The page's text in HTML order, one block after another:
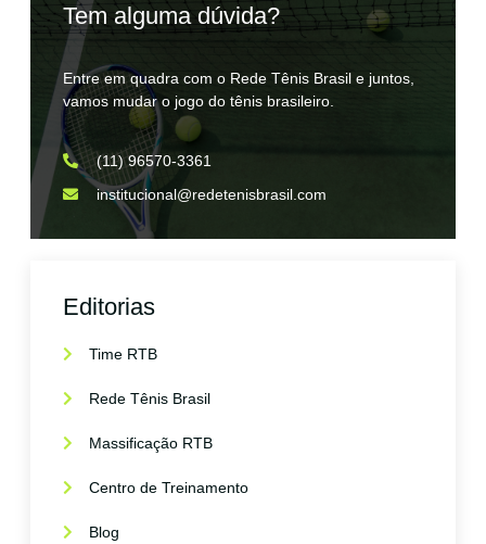
Tem alguma dúvida?
Entre em quadra com o Rede Tênis Brasil e juntos,
vamos mudar o jogo do tênis brasileiro.
(11) 96570-3361
institucional@redetenisbrasil.com
Editorias
Time RTB
Rede Tênis Brasil
Massificação RTB
Centro de Treinamento
Blog